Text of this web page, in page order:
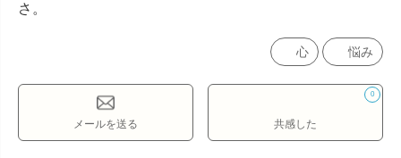
さ。
心 悩み
メールを送る
0
共感した